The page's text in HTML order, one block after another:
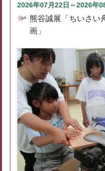
2026年07月22日～2026年
熊谷誠展「ちいさ
画」